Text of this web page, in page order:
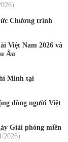
Chương trình
Việt Nam 2026 và
Âu
Minh tại
đồng người Việt
Giải phóng miền
/2026